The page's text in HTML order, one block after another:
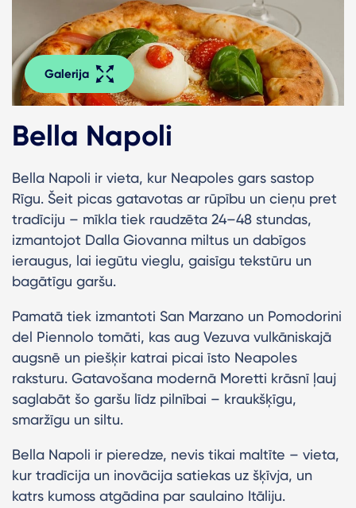
Galerija
Bella Napoli
Bella Napoli ir vieta, kur Neapoles gars sastop
Rīgu. Šeit picas gatavotas ar rūpību un cieņu pret
tradīciju – mīkla tiek raudzēta 24–48 stundas,
izmantojot Dalla Giovanna miltus un dabīgos
ieraugus, lai iegūtu vieglu, gaisīgu tekstūru un
bagātīgu garšu.
Pamatā tiek izmantoti San Marzano un Pomodorini
del Piennolo tomāti, kas aug Vezuva vulkāniskajā
augsnē un piešķir katrai picai īsto Neapoles
raksturu. Gatavošana modernā Moretti krāsnī ļauj
saglabāt šo garšu līdz pilnībai – kraukšķīgu,
smaržīgu un siltu.
Bella Napoli ir pieredze, nevis tikai maltīte – vieta,
kur tradīcija un inovācija satiekas uz šķīvja, un
katrs kumoss atgādina par saulaino Itāliju.